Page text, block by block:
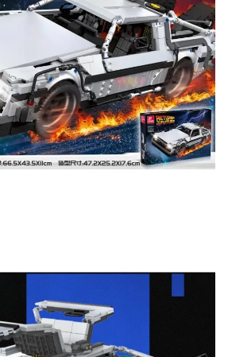
менее 50 символов) о товаре на
купон на скидку 50₽ за
100₽ за отзыв с фото.
150₽
менее 50 символов) о товаре
с обязательным
и розыгрышах в нашей
группе
акций и бонусов...